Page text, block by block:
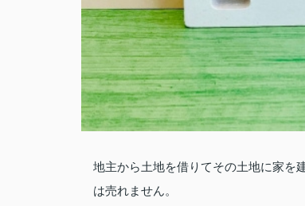
地主から土地を借りてその土地に家を
は売れません。